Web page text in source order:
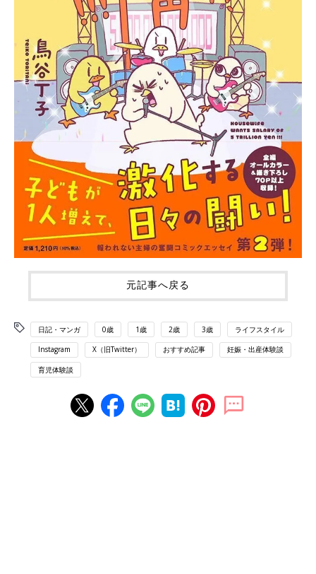
元記事へ戻る
日記・マンガ 0歳 1歳 2歳 3歳 ライフスタイル
Instagram X（旧Twitter） おすすめ記事 妊娠・出産体験談
育児体験談